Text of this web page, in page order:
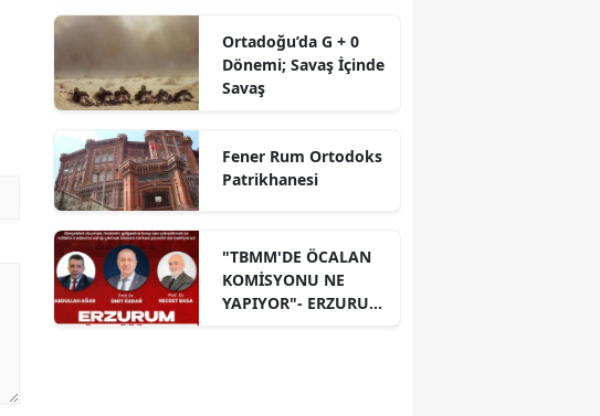
Ortadoğu’da G + 0
Dönemi; Savaş İçinde
Savaş
Fener Rum Ortodoks
Patrikhanesi
"TBMM'DE ÖCALAN
KOMİSYONU NE
YAPIYOR"- ERZURUM